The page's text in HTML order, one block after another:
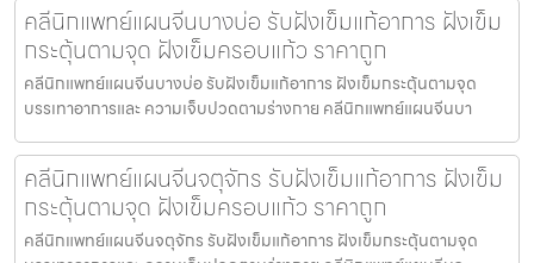
คลีนิกแพทย์แผนจีนบางบ่อ รับฝังเข็มแก้อาการ ฝังเข็ม
กระตุ้นตามจุด ฝังเข็มครอบแก้ว ราคาถูก
คลีนิกแพทย์แผนจีนบางบ่อ รับฝังเข็มแก้อาการ ฝังเข็มกระตุ้นตามจุด
บรรเทาอาการและ ความเจ็บปวดตามร่างกาย คลีนิกแพทย์แผนจีนบา
คลีนิกแพทย์แผนจีนจตุจักร รับฝังเข็มแก้อาการ ฝังเข็ม
กระตุ้นตามจุด ฝังเข็มครอบแก้ว ราคาถูก
คลีนิกแพทย์แผนจีนจตุจักร รับฝังเข็มแก้อาการ ฝังเข็มกระตุ้นตามจุด